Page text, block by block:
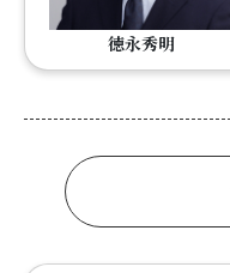
徳永秀明